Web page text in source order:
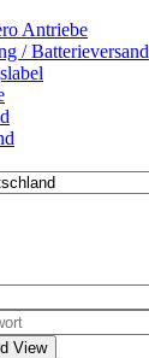
Antriebe
/ Batterieversand
View